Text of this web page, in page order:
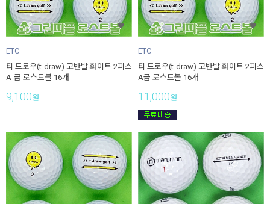
ETC
티 드로우(t-draw) 고반발 화이트 2피스
A-급 로스트볼 16개
9,100원
ETC
티 드로우(t-draw) 고반발 화이트 2피스
A급 로스트볼 16개
11,000원